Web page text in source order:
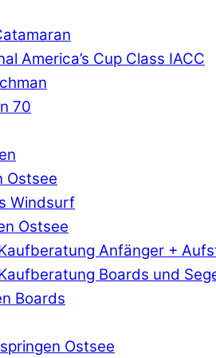
America’s Cup Class IACC
70
Ostsee
Windsurf
Ostsee
Anfänger +
Boards und
Boards
Ostsee